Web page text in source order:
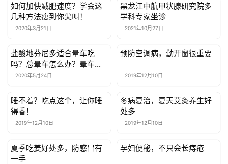
健康资讯
如何加快减肥速度？学会这
几种方法瘦到你尖叫！
2020年3月21日
健康资讯
黑龙江中航甲状腺研究院多
学科专家坐诊
2021年10月27日
健康资讯
盐酸地芬尼多适合晕车吃
吗？总晕车怎么办？晕车的
朋友看过来
2020年5月24日
健康资讯
预防空调病，勤开窗很重要
2019年12月10日
健康资讯
睡不着？吃点这个，让你睡
得香！
2019年12月10日
健康资讯
冬病夏治，夏天艾灸养生好
处多
2019年12月10日
健康资讯
夏季吃姜好处多，防感冒有
一手
健康资讯
孕妇便秘，不只会长痔疮